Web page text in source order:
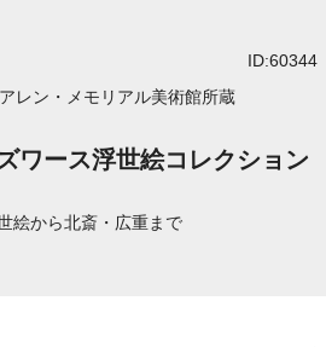
ID:60344
レン・メモリアル美術館所蔵
ワース浮世絵コレクション
絵から北斎・広重まで